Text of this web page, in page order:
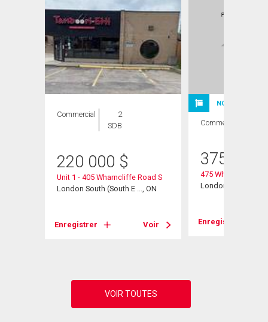
Commercial
2
SDB
220 000 $
Unit 1 - 405 Wharncliffe Road S
London South (South E ..., ON
Enregistrer Voir
NOUVELLE
Commercial
375 000
475 Wharncliffe
London, ON
Enregistrer